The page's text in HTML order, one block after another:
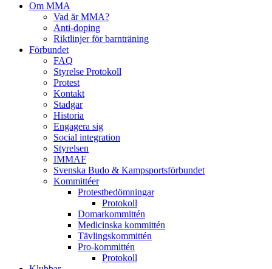
Om MMA
Vad är MMA?
Anti-doping
Riktlinjer för barnträning
Förbundet
FAQ
Styrelse Protokoll
Protest
Kontakt
Stadgar
Historia
Engagera sig
Social integration
Styrelsen
IMMAF
Svenska Budo & Kampsportsförbundet
Kommittéer
Protestbedömningar
Protokoll
Domarkommittén
Medicinska kommittén
Tävlingskommittén
Pro-kommittén
Protokoll